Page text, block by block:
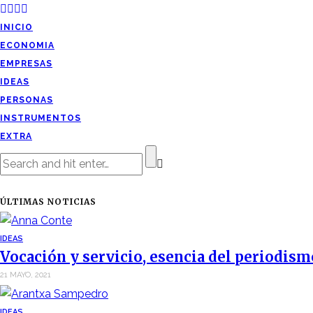
INICIO
ECONOMIA
EMPRESAS
IDEAS
PERSONAS
INSTRUMENTOS
EXTRA
ÚLTIMAS NOTICIAS
IDEAS
Vocación y servicio, esencia del
21 MAYO, 2021